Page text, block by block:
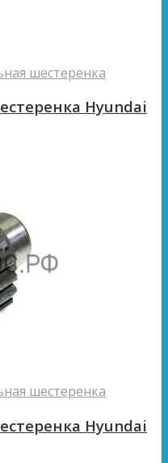
шестеренка
Hyundai
шестеренка
Hyundai